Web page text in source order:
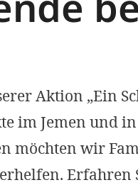
Aktion „Ein
im Jemen und
möchten wir
Erfahren